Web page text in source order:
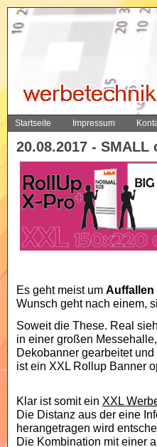
Startseite Impressum
20.08.2017 - SMALL
Es geht meist um Auffallen
Wunsch geht nach einem,
Soweit die These. Real
in einer großen
Dekobanner gearbeitet
ist ein XXL Rollup Banner
Klar ist somit ein XXL
Die Distanz aus der eine
herangetragen wird
Die Kombination mit einer